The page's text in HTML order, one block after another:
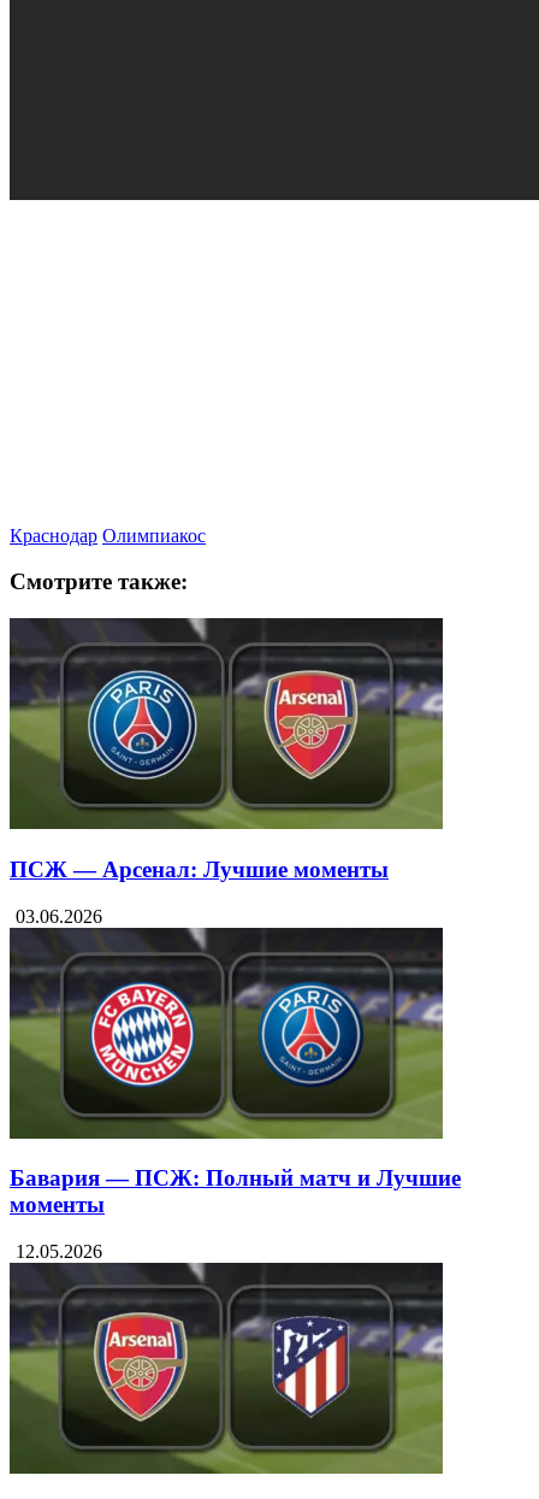
Краснодар Олимпиакос
Смотрите также:
ПСЖ — Арсенал: Лучшие моменты
03.06.2026
Бавария — ПСЖ: Полный матч и Лучшие
моменты
12.05.2026